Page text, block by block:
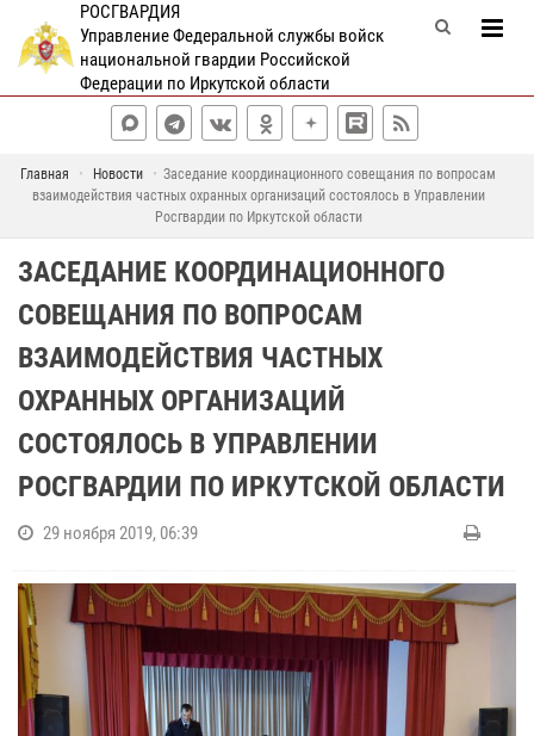
РОСГВАРДИЯ
Управление Федеральной службы войск
национальной гвардии Российской
Федерации по Иркутской области
Главная Новости
Заседание координационного совещания по вопросам
взаимодействия частных охранных организаций состоялось в Управлении
Росгвардии по Иркутской области
ЗАСЕДАНИЕ КООРДИНАЦИОННОГО
СОВЕЩАНИЯ ПО ВОПРОСАМ
ВЗАИМОДЕЙСТВИЯ ЧАСТНЫХ
ОХРАННЫХ ОРГАНИЗАЦИЙ
СОСТОЯЛОСЬ В УПРАВЛЕНИИ
РОСГВАРДИИ ПО ИРКУТСКОЙ ОБЛАСТИ
29 ноября 2019, 06:39